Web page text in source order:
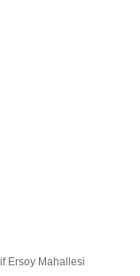
Ersoy Mahallesi